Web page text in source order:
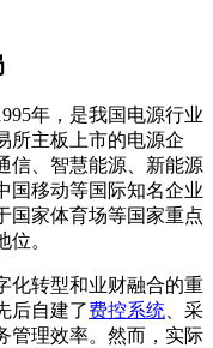
年，是我国电源行业
所主板上市的电源企
信、智慧能源、新能源
国移动等国际知名企业
国家体育场等国家重点
。
化转型和业财融合的重
后自建了费控系统 、采
管理效率。然而，实际